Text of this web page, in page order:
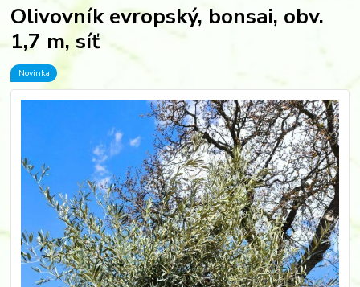
Olivovník evropský, bonsai, obv.
1,7 m, síť
Novinka